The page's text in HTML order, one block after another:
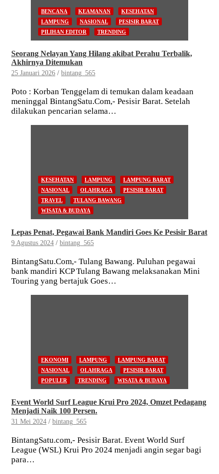
BENCANA KEAMANAN
KESEHATAN
LAMPUNG
NASIONAL
PESISIR BARAT
PILIHAN EDITOR
TRENDING
Seorang Nelayan Yang Hilang akibat Perahu Terbalik,
Akhirnya Ditemukan
25 Januari 2026 bintang_565
Poto : Korban Tenggelam di temukan dalam keadaan
meninggal BintangSatu.Com,- Pesisir Barat. Setelah
dilakukan pencarian selama…
KESEHATAN LAMPUNG
LAMPUNG BARAT
NASIONAL
OLAHRAGA
PESISIR BARAT
TRAVEL
TULANG BAWANG
WISATA & BUDAYA
Lepas Penat, Pegawai Bank Mandiri Goes Ke Pesisir Barat
9 Agustus 2024 bintang_565
BintangSatu.Com,- Tulang Bawang. Puluhan pegawai
bank mandiri KCP Tulang Bawang melaksanakan Mini
Touring yang bertajuk Goes…
EKONOMI LAMPUNG
LAMPUNG BARAT
NASIONAL
OLAHRAGA
PESISIR BARAT
POPULER
TRENDING WISATA & BUDAYA
Event World Surf League Krui Pro 2024, Omzet Pedagang
Menjadi Naik 100 Persen.
31 Mei 2024 bintang_565
BintangSatu.com,- Pesisir Barat. Event World Surf
League (WSL) Krui Pro 2024 menjadi angin segar bagi
para…